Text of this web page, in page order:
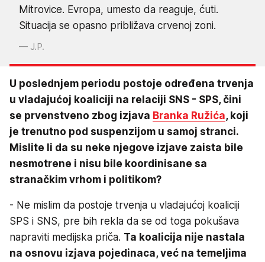
Mitrovice. Evropa, umesto da reaguje, ćuti.
Situacija se opasno približava crvenoj zoni.
J.P.
U poslednjem periodu postoje određena trvenja
u vladajućoj koaliciji na relaciji SNS - SPS, čini
se prvenstveno zbog izjava Branka Ružića, koji
je trenutno pod suspenzijom u samoj stranci.
Mislite li da su neke njegove izjave zaista bile
nesmotrene i nisu bile koordinisane sa
stranačkim vrhom i politikom?
- Ne mislim da postoje trvenja u vladajućoj koaliciji
SPS i SNS, pre bih rekla da se od toga pokušava
napraviti medijska priča. Ta koalicija nije nastala
na osnovu izjava pojedinaca, već na temeljima